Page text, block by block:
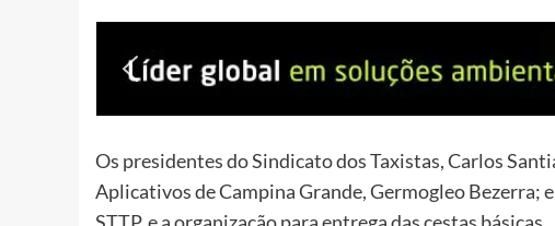
Os presidentes do Sindicato dos Taxistas, Carlos
Aplicativos de Campina Grande, Germogleo Bezerra;